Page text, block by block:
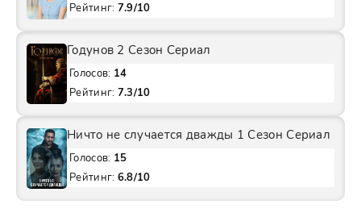
Рейтинг: 7.9/10
Годунов 2 Сезон Сериал
Голосов: 14
Рейтинг: 7.3/10
Ничто не случается дважды 1 Сезон Сериал
Голосов: 15
Рейтинг: 6.8/10